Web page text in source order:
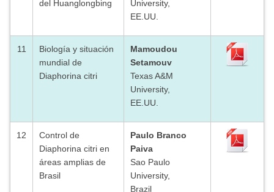
del Huanglongbing
University,
EE.UU.
11
Biología y situación
mundial de
Diaphorina citri
Mamoudou
Setamouv
Texas A&M
University,
EE.UU.
12
Control de
Diaphorina citri en
áreas amplias de
Brasil
Paulo Branco
Paiva
Sao Paulo
University,
Brazil